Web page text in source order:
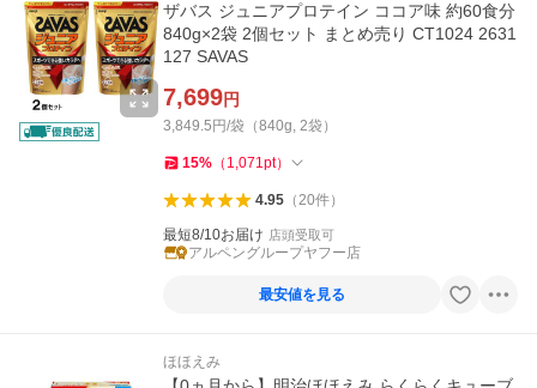
ザバス ジュニアプロテイン ココア味 約60食分
840g×2袋 2個セット まとめ売り CT1024 2631
127 SAVAS
7,699円
3,849.5円/袋（840g, 2袋）
15% （ 1,071pt）
4.95（20件）
最短8/10お届け 店頭受取可
アルペングループヤフー店
最安値を見る
ほほえみ